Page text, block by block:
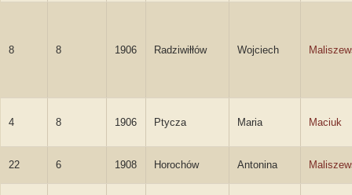
8 8 1906 Radziwiłłów Wojciech
4 8 1906 Ptycza Maria Maciuk
22 6 1908 Horochów Antonina